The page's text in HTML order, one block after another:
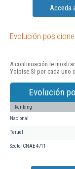
Acceda
Evolución
A continuación le
Yolpise Sl por cada uno
Evolución
Ranking
Nacional
Teruel
Sector CNAE 4711